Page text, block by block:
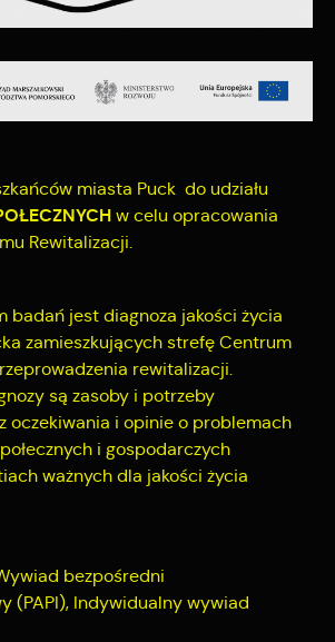
miasta Puck do udziału
w celu opracowania
Rewitalizacji.
badań jest diagnoza jakości życia
zamieszkujących strefę Centrum
rewitalizacji.
są zasoby i potrzeby
oczekiwania i opinie o problemach
i gospodarczych
ważnych dla jakości życia
bezpośredni
(PAPI), Indywidualny wywiad
Wyrażenie zgody na analityczne pliki
dostępność wszystkich funkcjonalności.
i aktualności na stronach naszych
służą do prezentowania Ci naszych
trzecich lub firm będących naszymi
dostawców usług. Firmy te działają w
prezentujących nasze treści w
ofert, komunikatów mediów